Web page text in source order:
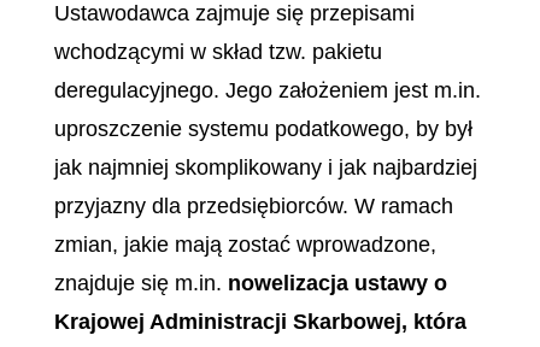
Ustawodawca zajmuje się przepisami
wchodzącymi w skład tzw. pakietu
deregulacyjnego. Jego założeniem jest m.in.
uproszczenie systemu podatkowego, by był
jak najmniej skomplikowany i jak najbardziej
przyjazny dla przedsiębiorców. W ramach
zmian, jakie mają zostać wprowadzone,
znajduje się m.in. nowelizacja ustawy o
Krajowej Administracji Skarbowej, która